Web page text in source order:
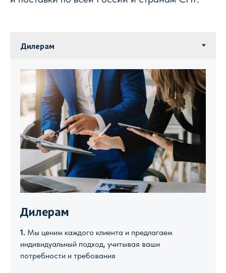
Дилерам
1. Мы ценим каждого клиента и предлагаем
индивидуальный подход, учитывая ваши
потребности и требования